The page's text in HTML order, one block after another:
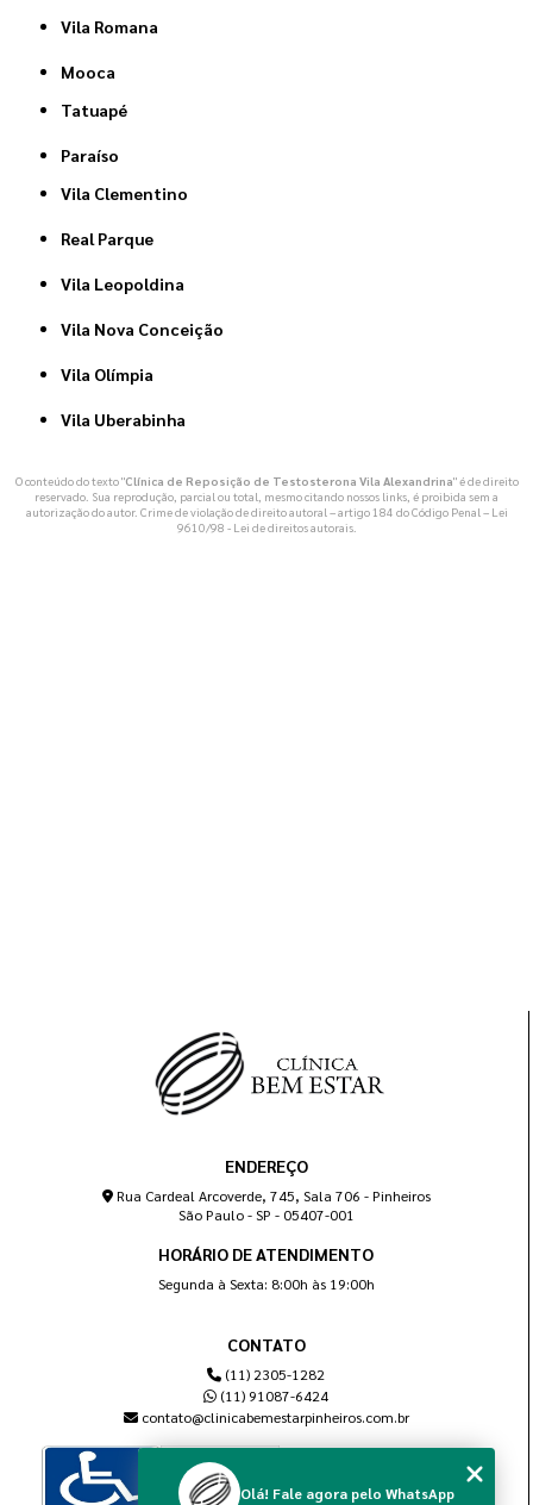
Vila Romana
Mooca
Tatuapé
Paraíso
Vila Clementino
Real Parque
Vila Leopoldina
Vila Nova Conceição
Vila Olímpia
Vila Uberabinha
O conteúdo do texto "Clínica de Reposição de Testosterona Vila Alexandrina" é de direito
reservado. Sua reprodução, parcial ou total, mesmo citando nossos links, é proibida sem a
autorização do autor. Crime de violação de direito autoral – artigo 184 do Código Penal – Lei
9610/98 - Lei de direitos autorais.
ENDEREÇO
Rua Cardeal Arcoverde, 745, Sala 706 - Pinheiros
São Paulo - SP - 05407-001
HORÁRIO DE ATENDIMENTO
Segunda à Sexta: 8:00h às 19:00h
CONTATO
(11) 2305-1282
(11) 91087-6424
contato@clinicabemestarpinheiros.com.br
Olá! Fale agora pelo WhatsApp